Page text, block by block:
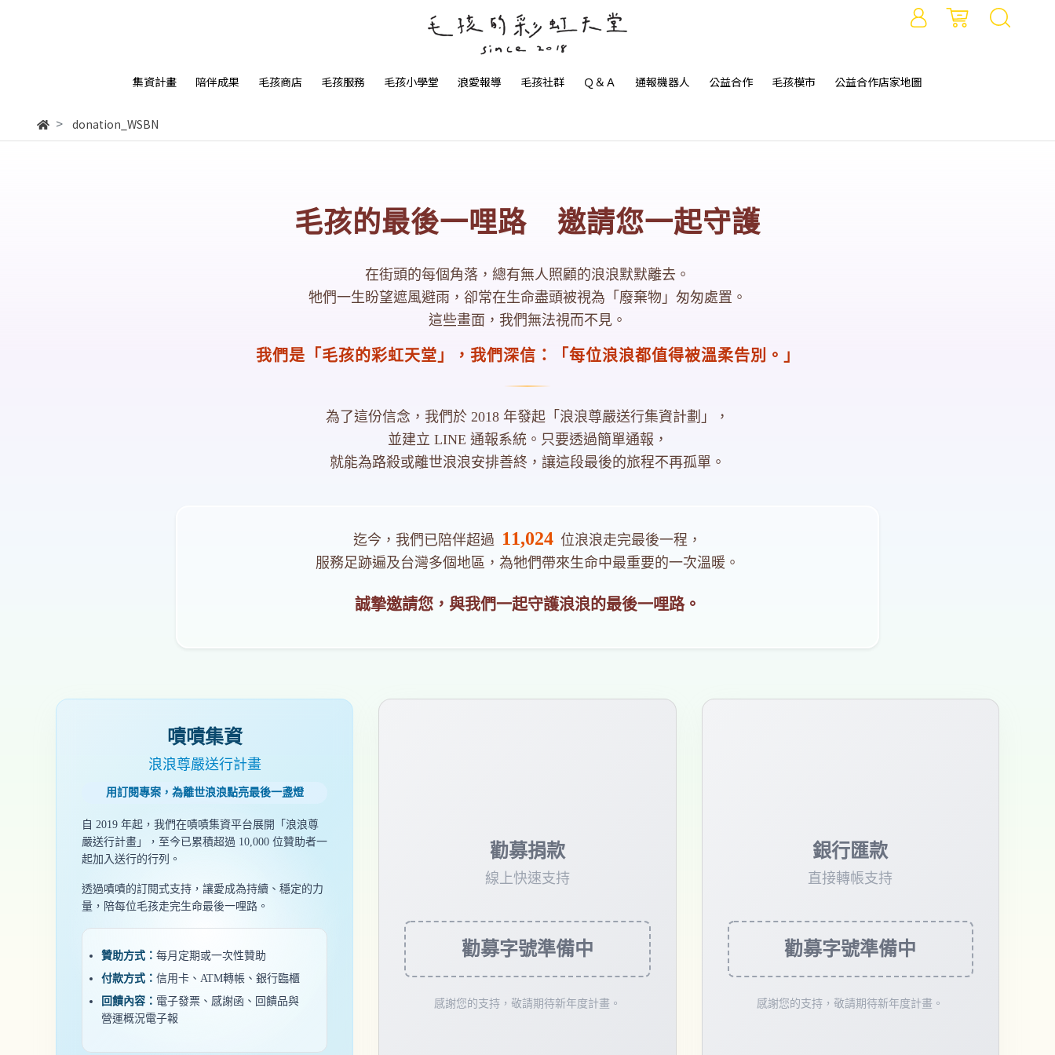
集資計畫 陪伴成果 毛孩商店 毛孩服務 毛孩小學堂 浪愛報導 毛孩社群 Ｑ＆Ａ 通報機器人 公益合作 毛孩模市 公益合作店家地圖
donation_WSBN
毛孩的最後一哩路 邀請您一起守護
在街頭的每個角落，總有無人照顧的浪浪默默離去。
牠們一生盼望遮風避雨，卻常在生命盡頭被視為「廢棄物」匆匆處置。
這些畫面，我們無法視而不見。
我們是「毛孩的彩虹天堂」，我們深信：「每位浪浪都值得被溫柔告別。」
為了這份信念，我們於 2018 年發起「浪浪尊嚴送行集資計劃」，
並建立 LINE 通報系統。只要透過簡單通報，
就能為路殺或離世浪浪安排善終，讓這段最後的旅程不再孤單。
迄今，我們已陪伴超過 11,024 位浪浪走完最後一程，
服務足跡遍及台灣多個地區，為牠們帶來生命中最重要的一次溫暖。
誠摯邀請您，與我們一起守護浪浪的最後一哩路。
嘖嘖集資
浪浪尊嚴送行計畫
用訂閱專案，為離世浪浪點亮最後一盞燈
自 2019 年起，我們在嘖嘖集資平台展開「浪浪尊
嚴送行計畫」，至今已累積超過 10,000 位贊助者一
起加入送行的行列。
透過嘖嘖的訂閱式支持，讓愛成為持續、穩定的力
量，陪每位毛孩走完生命最後一哩路。
贊助方式： 每月定期或一次性贊助
付款方式： 信用卡、ATM轉帳、銀行臨櫃
回饋內容： 電子發票、感謝函、回饋品與
營運概況電子報
勸募捐款
線上快速支持
勸募字號準備中
感謝您的支持，敬請期待新年度計畫。
銀行匯款
直接轉帳支持
勸募字號準備中
感謝您的支持，敬請期待新年度計畫。